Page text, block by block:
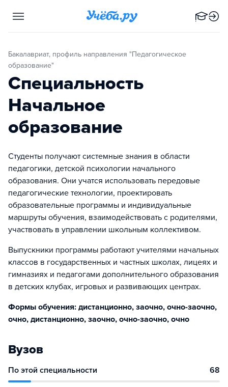
Бакалавриат, профиль направления "Педагогическое
образование"
Специальность
Начальное
образование
Студенты получают системные знания в области
педагогики, детской психологии начального
образования. Они учатся использовать передовые
педагогические технологии, проектировать
образовательные программы и индивидуальные
маршруты обучения, взаимодействовать с родителями,
участвовать в управлении школьным коллективом.
Выпускники программы работают учителями начальных
классов в государственных и частных школах, лицеях и
гимназиях и педагогами дополнительного образования
в детских клубах, игровых и развивающих центрах.
Формы обучения: дистанционно, заочно, очно-заочно,
очно, дистанционно, заочно, очно-заочно, очно
Вузов
По этой специальности 68